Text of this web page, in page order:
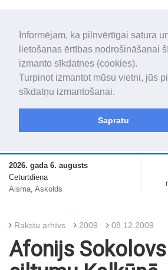
Informējam, ka pilnvērtīgai satura
lietošanas ērtības nodrošināšanai
izmanto sīkdatnes (cookies).
Turpinot izmantot mūsu vietni, jūs
sīkdatņu izmantošanai.
Sapratu
„Latgales Laiks” iznāk latviešu un krievu valodās visā
„Latgales Laiks” latviešu valodā aptver Daugavpils
novadu un apkārtējos novadus un pilsētas.
2026. gada 6. augusts
Ceturtdiena
Aisma, Askolds
Rakstu arhīvs 2009 08.12.2009
Afonijs